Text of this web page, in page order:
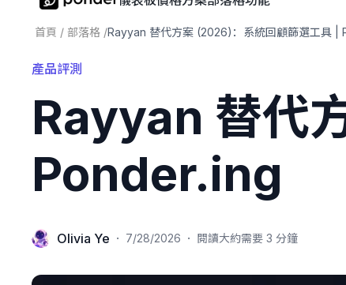
首頁 / 部落格 /Rayyan 替代方案 (2026)：系統回顧篩選工具 |
產品評測
Rayyan 替代
Ponder.ing
Olivia Ye · 7/28/2026 · 閱讀大約需要 3 分鐘